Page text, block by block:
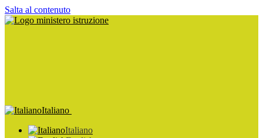
Salta al contenuto
Italiano
Italiano